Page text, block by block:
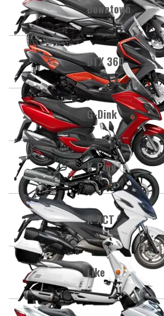
Downtown
DTX 360
G-Dink
K-Pipe
K-XCT
Like